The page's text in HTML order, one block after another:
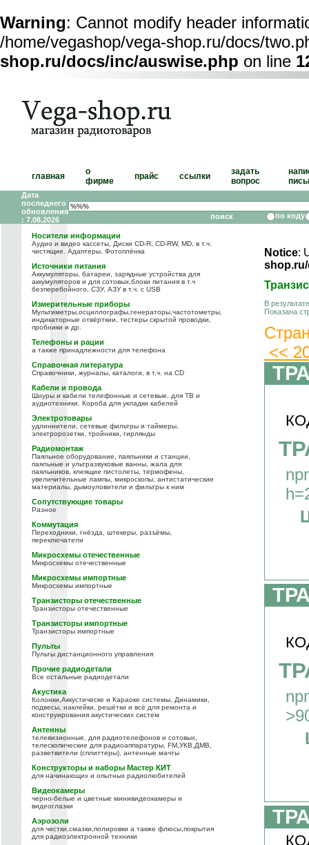
Warning: Cannot modify header
/home/vegashop/vega-shop.ru/docs/
shop.ru/docs/inc/auswise.php on line
главная
о
фирме
прайс ссылки
задать
вопрос
Дата
последнего
обновления
: 7.08.2026
по коду
Носители информации
Аудио и видео кассеты, Диски CD-R, CD-RW, MD, в т.ч.
чистящие. Адаптеры. Фотоплёнка
Источники питания
Аккумуляторы, батареи, зарядные устройства для
аккумуляторов и для сотовых,блоки питания в т.ч
безперебойного, СЗУ, АЗУ в т.ч. с USB
Измерительные приборы
Мультиметры,осциллографы,генераторы,частотометры,
индикаторные отвёрткии, тестеры скрытой проводки,
пробники и др.
Телефоны и рации
а также принадлежности для телефона
Справочная литература
Справочники, журналы, каталоги, в т.ч. на CD
Кабели и провода
Шнуры и кабели телефонные и сетевые, для ТВ и
аудиотехники. Короба для укладки кабелей
Электротовары
удлиннители, сетевые фильтры и таймеры,
электророзетки, тройники, гирлянды
Радиомонтаж
Паяльное оборудование, паяльники и станции,
паяльные и ультразвуковые ванны, жала для
паяльников, клеящие пистолеты, термофены,
увеличительные лампы, микроскопы, антистатические
материалы, дымоуловители и фильтры к ним
Сопутствующие товары
Разное
Коммутация
Переходники, гнёзда, штекеры, разъёмы,
переключатели
Микросхемы отечественные
Микросхемы отечественные
Микросхемы импортные
Микросхемы импортные
Транзисторы отечественные
Транзисторы отечественные
Транзисторы импортные
Транзисторы импортные
Пульты
Пульты дистанционного управления
Прочие радиодетали
Все остальные радиодетали
Акустика
Колонки,Аккустическе и Караоке системы, Динамики,
подвесы, наклейки, решётки и всё для ремонта и
конструирования акустических систем
Антенны
телевизионные, для радиотелефонов и сотовых,
телескопические для радиоаппаратуры, FM,УКВ,ДМВ,
разветвители (сплиттеры), антенные мачты
Конструкторы и наборы Мастер КИТ
для начинающих и опытных радиолюбителей
Видеокамеры
черно-белые и цветные минивидеокамеры и
видеоглазки
Аэрозоли
для чистки,смазки,полировки а также флюсы,покрытия
для радиоэлектронной техники
Notice:
В
Показана
<<